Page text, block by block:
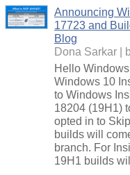
Announcing
17723 and
Blog
Dona Sarkar
Hello
Windows 10
to Windows
18204 (19H1)
opted in to
builds will
branch. For
19H1 builds